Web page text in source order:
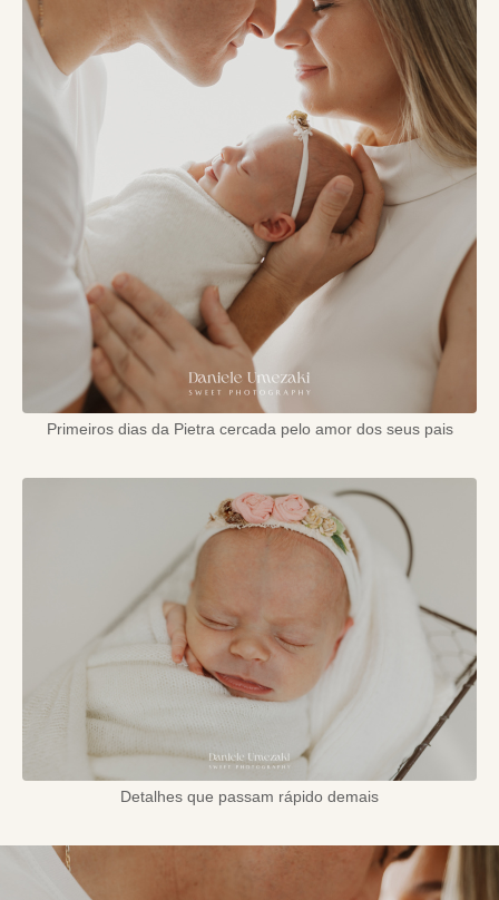
Primeiros dias da Pietra cercada pelo amor dos seus pais
Detalhes que passam rápido demais